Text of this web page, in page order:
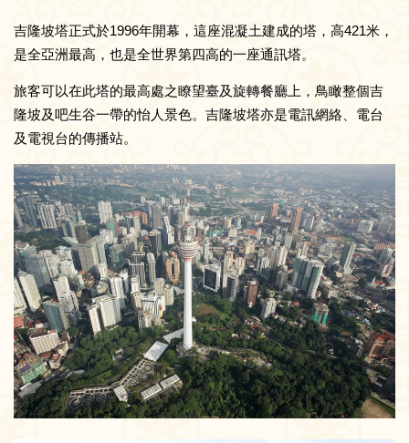
吉隆坡塔正式於1996年開幕，這座混凝土建成的塔，高421米，
是全亞洲最高，也是全世界第四高的一座通訊塔。
旅客可以在此塔的最高處之瞭望臺及旋轉餐廳上，鳥瞰整個吉
隆坡及吧生谷一帶的怡人景色。吉隆坡塔亦是電訊網絡、電台
及電視台的傳播站。